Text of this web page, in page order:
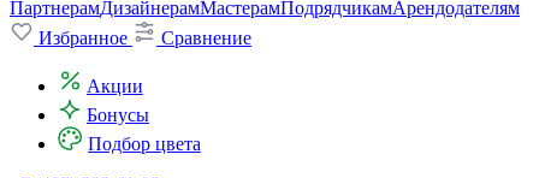
ПартнерамДизайнерамМастерамПодрядчикамАрендодателям
Избранное
Сравнение
Акции
Бонусы
Подбор цвета